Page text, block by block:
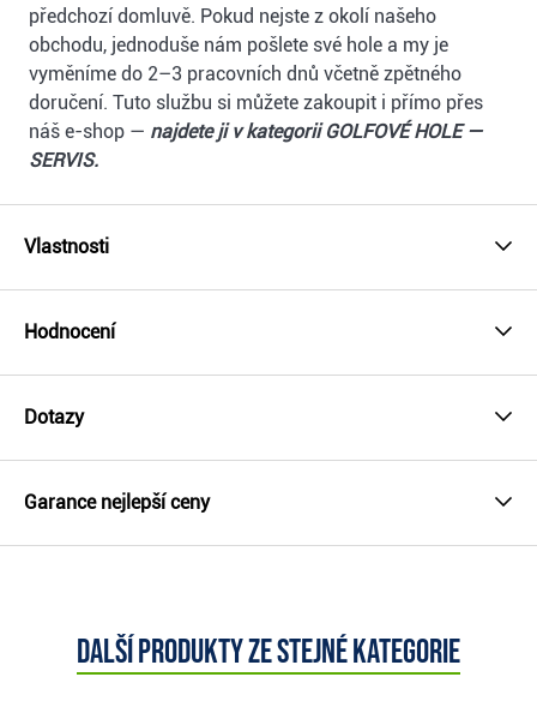
předchozí domluvě. Pokud nejste z okolí našeho
obchodu, jednoduše nám pošlete své hole a my je
vyměníme do 2–3 pracovních dnů včetně zpětného
doručení. Tuto službu si můžete zakoupit i přímo přes
náš e-shop — najdete ji v kategorii GOLFOVÉ HOLE —
SERVIS.
Vlastnosti
Hodnocení
Dotazy
Garance nejlepší ceny
Další produkty ze stejné kategorie